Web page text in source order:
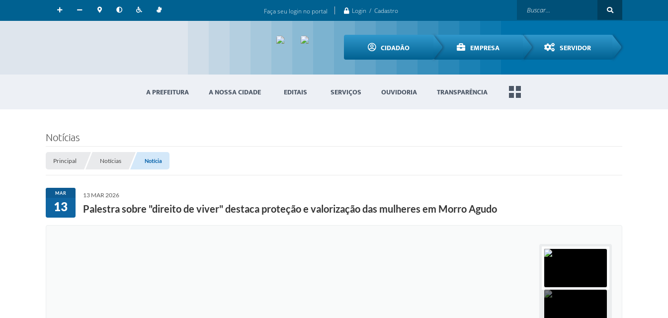
Faça seu login no portal Login / Cadastro
CIDADÃO EMPRESA SERVIDOR
A PREFEITURA A NOSSA CIDADE EDITAIS SERVIÇOS OUVIDORIA TRANSPARÊNCIA
Notícias
Principal Notícias Notícia
MAR
13
13 MAR 2026
Palestra sobre "direito de viver" destaca proteção e valorização das mulheres em Morro Agudo